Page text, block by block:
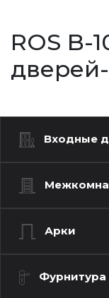
ROS B-
Входные
Арки
Фурнитура